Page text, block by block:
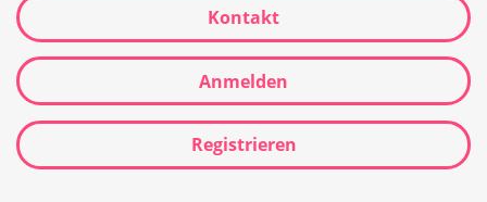
Kontakt
Anmelden
Registrieren